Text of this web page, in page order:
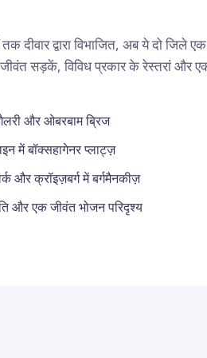
तक दीवार द्वारा विभाजित, अब ये दो
सड़कें, विविध प्रकार के रेस्तरां और
और ओबरबाम ब्रिज
में बॉक्सहागेनर प्लाट्ज़
और क्रॉइज़बर्ग में बर्गमैनकीज़
और एक जीवंत भोजन परिदृश्य